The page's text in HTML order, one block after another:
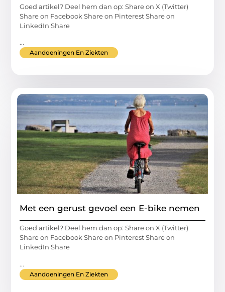
Goed artikel? Deel hem dan op: Share on X (Twitter)
Share on Facebook Share on Pinterest Share on
LinkedIn Share
...
Aandoeningen En Ziekten
Met een gerust gevoel een E-bike nemen
Goed artikel? Deel hem dan op: Share on X (Twitter)
Share on Facebook Share on Pinterest Share on
LinkedIn Share
...
Aandoeningen En Ziekten